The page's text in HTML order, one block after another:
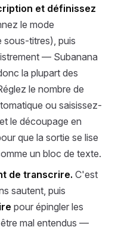
et définissez
le mode
sous-titres), puis
— Subanana
la plupart des
le nombre de
ou saisissez-
le découpage en
que la sortie se lise
un bloc de texte.
de transcrire. C'est
sautent, puis
pour épingler les
mal entendus —